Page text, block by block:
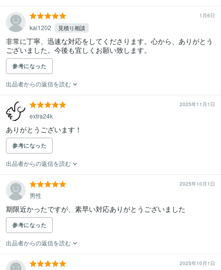
1月6日
kai1202 見積り相談
非常に丁寧、迅速な対応をしてくださります。心から、ありがとう
ございました。今後も宜しくお願い致します。
参考になった
出品者からの返信を読む
2025年11月1日
extra24k
ありがとうございます！
参考になった
出品者からの返信を読む
2025年10月1日
男性
期限近かったですが、素早い対応ありがとうございました
参考になった
出品者からの返信を読む
2025年10月1日